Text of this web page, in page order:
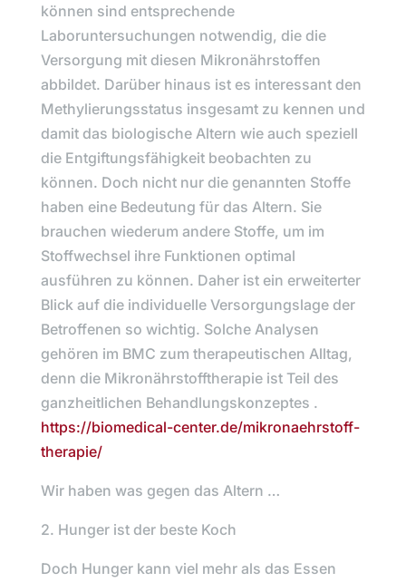
können sind entsprechende
Laboruntersuchungen notwendig, die die
Versorgung mit diesen Mikronährstoffen
abbildet. Darüber hinaus ist es interessant den
Methylierungsstatus insgesamt zu kennen und
damit das biologische Altern wie auch speziell
die Entgiftungsfähigkeit beobachten zu
können. Doch nicht nur die genannten Stoffe
haben eine Bedeutung für das Altern. Sie
brauchen wiederum andere Stoffe, um im
Stoffwechsel ihre Funktionen optimal
ausführen zu können. Daher ist ein erweiterter
Blick auf die individuelle Versorgungslage der
Betroffenen so wichtig. Solche Analysen
gehören im BMC zum therapeutischen Alltag,
denn die Mikronährstofftherapie ist Teil des
ganzheitlichen Behandlungskonzeptes .
https://biomedical-center.de/mikronaehrstoff-
therapie/
Wir haben was gegen das Altern …
2. Hunger ist der beste Koch
Doch Hunger kann viel mehr als das Essen